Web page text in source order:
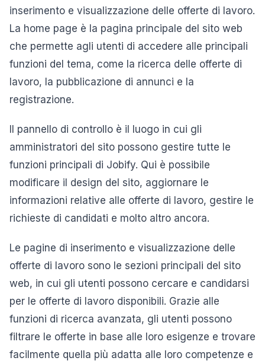
inserimento e visualizzazione delle offerte di lavoro.
La home page è la pagina principale del sito web
che permette agli utenti di accedere alle principali
funzioni del tema, come la ricerca delle offerte di
lavoro, la pubblicazione di annunci e la
registrazione.
Il pannello di controllo è il luogo in cui gli
amministratori del sito possono gestire tutte le
funzioni principali di Jobify. Qui è possibile
modificare il design del sito, aggiornare le
informazioni relative alle offerte di lavoro, gestire le
richieste di candidati e molto altro ancora.
Le pagine di inserimento e visualizzazione delle
offerte di lavoro sono le sezioni principali del sito
web, in cui gli utenti possono cercare e candidarsi
per le offerte di lavoro disponibili. Grazie alle
funzioni di ricerca avanzata, gli utenti possono
filtrare le offerte in base alle loro esigenze e trovare
facilmente quella più adatta alle loro competenze e